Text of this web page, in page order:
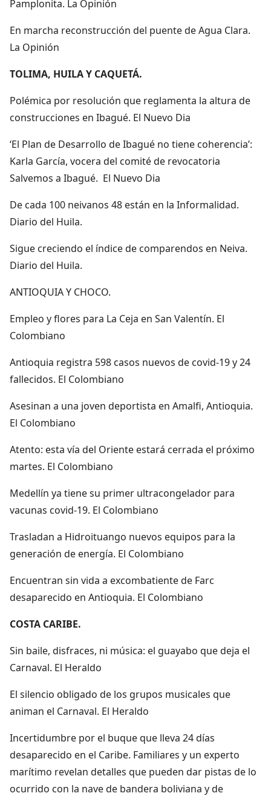
Pamplonita. La Opinión
En marcha reconstrucción del puente de Agua Clara.
La Opinión
TOLIMA, HUILA Y CAQUETÁ.
Polémica por resolución que reglamenta la altura de
construcciones en Ibagué. El Nuevo Dia
‘El Plan de Desarrollo de Ibagué no tiene coherencia’:
Karla García, vocera del comité de revocatoria
Salvemos a Ibagué. El Nuevo Dia
De cada 100 neivanos 48 están en la Informalidad.
Diario del Huila.
Sigue creciendo el índice de comparendos en Neiva.
Diario del Huila.
ANTIOQUIA Y CHOCO.
Empleo y flores para La Ceja en San Valentín. El
Colombiano
Antioquia registra 598 casos nuevos de covid-19 y 24
fallecidos. El Colombiano
Asesinan a una joven deportista en Amalfi, Antioquia.
El Colombiano
Atento: esta vía del Oriente estará cerrada el próximo
martes. El Colombiano
Medellín ya tiene su primer ultracongelador para
vacunas covid-19. El Colombiano
Trasladan a Hidroituango nuevos equipos para la
generación de energía. El Colombiano
Encuentran sin vida a excombatiente de Farc
desaparecido en Antioquia. El Colombiano
COSTA CARIBE.
Sin baile, disfraces, ni música: el guayabo que deja el
Carnaval. El Heraldo
El silencio obligado de los grupos musicales que
animan el Carnaval. El Heraldo
Incertidumbre por el buque que lleva 24 días
desaparecido en el Caribe. Familiares y un experto
marítimo revelan detalles que pueden dar pistas de lo
ocurrido con la nave de bandera boliviana y de